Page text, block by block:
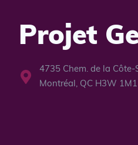
Projet
4735 Chem. de la
Montréal, QC H3W 1M1